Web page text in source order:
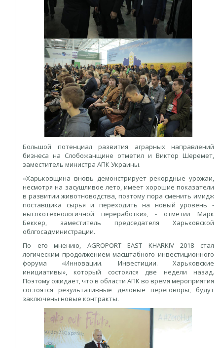
Большой потенциал развития аграрных направлений
бизнеса на Слобожанщине отметил и Виктор Шеремет,
заместитель министра АПК Украины.
«Харьковщина вновь демонстрирует рекордные урожаи,
несмотря на засушливое лето, имеет хорошие показатели
в развитии животноводства, поэтому пора сменить имидж
поставщика сырья и переходить на новый уровень -
высокотехнологичной переработки», - отметил Марк
Беккер, заместитель председателя Харьковской
облгосадминистрации.
По его мнению, AGROPORT EAST KHARKIV 2018 стал
логическим продолжением масштабного инвестиционного
форума «Инновации. Инвестиции. Харьковские
инициативы», который состоялся две недели назад.
Поэтому ожидает, что в области АПК во время мероприятия
состоятся результативные деловые переговоры, будут
заключены новые контракты.